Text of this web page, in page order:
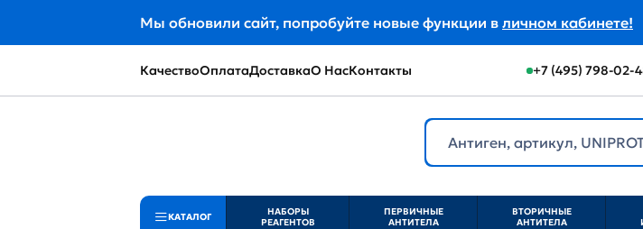
Мы обновили сайт, попробуйте новые функции в личном кабинете!
КачествоОплатаДоставкаО НасКонтакты +7 (495) 798-02-
КАТАЛОГ
НАБОРЫ
РЕАГЕНТОВ
ПЕРВИЧНЫЕ
АНТИТЕЛА
ВТОРИЧНЫЕ
АНТИТЕЛА